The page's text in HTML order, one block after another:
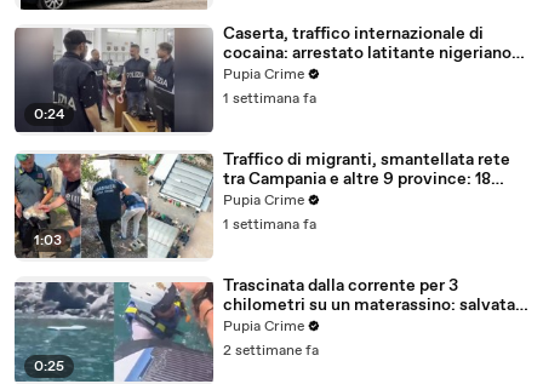
0:24
Caserta, traffico internazionale di
cocaina: arrestato latitante nigeriano
ricercato dal 2019 (28.07.26)
Pupia Crime
1 settimana fa
1:03
Traffico di migranti, smantellata rete
tra Campania e altre 9 province: 18
arresti (27.07.26)
Pupia Crime
1 settimana fa
0:25
Trascinata dalla corrente per 3
chilometri su un materassino: salvata
dalla Polizia (25.07.26)
Pupia Crime
2 settimane fa